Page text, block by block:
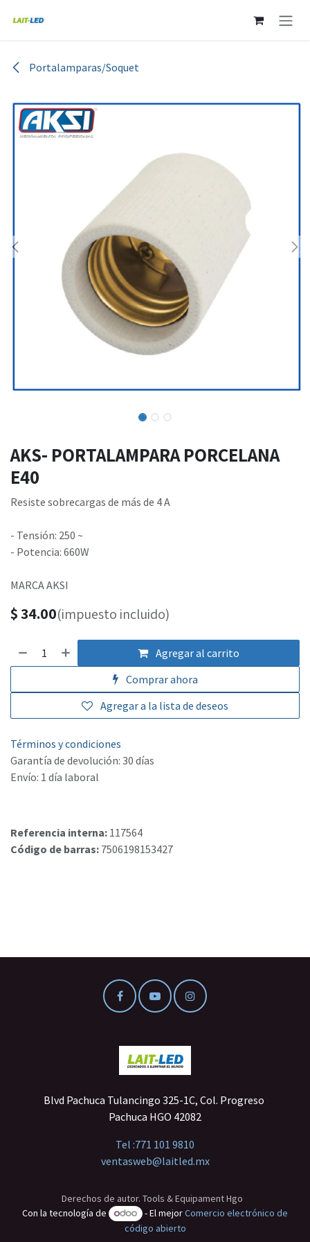
Portalamparas/Soquet
AKS- PORTALAMPARA PORCELANA
E40
Resiste sobrecargas de más de 4 A
- Tensión: 250 ~
- Potencia: 660W
MARCA AKSI
$34.00(impuesto incluido)
Agregar al carrito
Comprar ahora
Agregar a la lista de deseos
Términos y condiciones
Garantía de devolución: 30 días
Envío: 1 día laboral
Referencia interna: 117564
Código de barras: 7506198153427
Blvd Pachuca Tulancingo 325-1C, Col. Progreso
Pachuca HGO 42082
Tel :771 101 9810
ventasweb@laitled.mx
Derechos de autor. Tools & Equipament Hgo
Con la tecnología de
- El mejorComercio electrónico de
código abierto